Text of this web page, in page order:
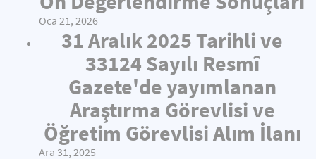
Oca 21, 2026
31 Aralık 2025 Tarihli ve
33124 Sayılı Resmî
Gazete'de yayımlanan
Araştırma Görevlisi ve
Öğretim Görevlisi Alım İlanı
Ara 31, 2025